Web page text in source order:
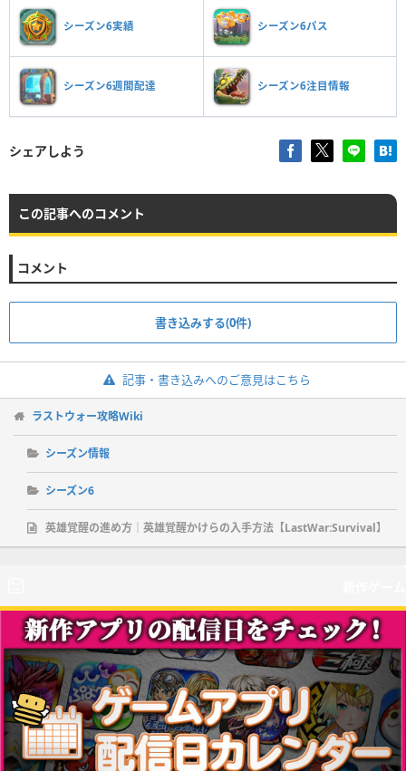
シーズン6実績 シーズン6パス
シーズン6週間配達 シーズン6注目情報
シェアしよう
この記事へのコメント
コメント
書き込みする(0件)
記事・書き込みへのご意見はこちら
ラストウォー攻略Wiki
シーズン情報
シーズン6
英雄覚醒の進め方｜英雄覚醒かけらの入手方法【LastWar:Survival】